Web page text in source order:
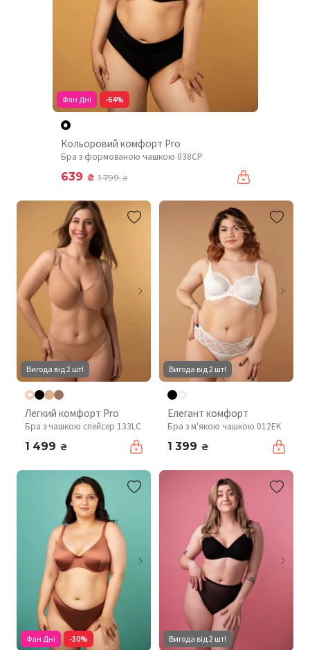
Фан Дні -64%
Кольоровий комфорт Pro
Бра з формованою чашкою 038CP
639 ₴ 1 799₴
Вигода від 2 шт!
Легкий комфорт Pro
Бра з чашкою спейсер 133LC
1 499 ₴
Вигода від 2 шт!
Елегант комфорт
Бра з м'якою чашкою 012EK
1 399 ₴
Фан Дні -30% Вигода від 2 шт!